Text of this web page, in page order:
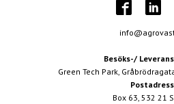
Besöks-/
Green Tech Park,
Box 63, 532 21